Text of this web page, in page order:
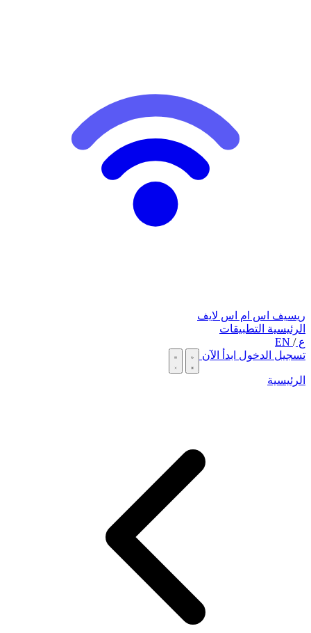
ريسيف اس ام اس لايف
الرئيسية التطبيقات
ع/
تسجيل الدخول ابدأ الآن
الرئيسية